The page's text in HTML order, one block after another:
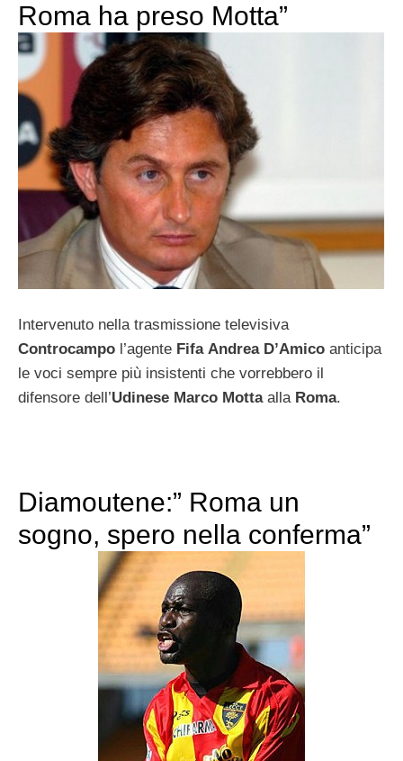
Roma ha preso Motta”
Intervenuto nella trasmissione televisiva
Controcampo l’agente Fifa Andrea D’Amico anticipa
le voci sempre più insistenti che vorrebbero il
difensore dell’Udinese Marco Mottaalla Roma.
Diamoutene:” Roma un
sogno, spero nella conferma”